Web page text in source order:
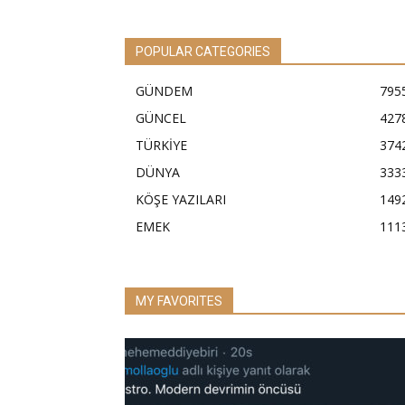
POPULAR CATEGORIES
GÜNDEM
GÜNCEL
TÜRKİYE
DÜNYA
KÖŞE YAZILARI
EMEK
MY FAVORITES